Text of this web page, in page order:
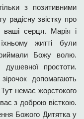
з позитивними
радісну звістку про
серця. Марія і
житті були
Божу волю.
простоти.
допомагають
Тут немає жорстокого
з доброю вісткою.
Божого Дитятка у